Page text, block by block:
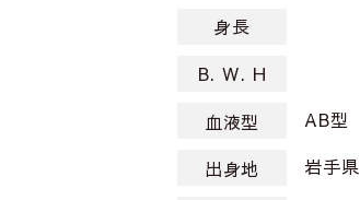
身長
B. W. H
血液型
AB型
出身地 岩手県